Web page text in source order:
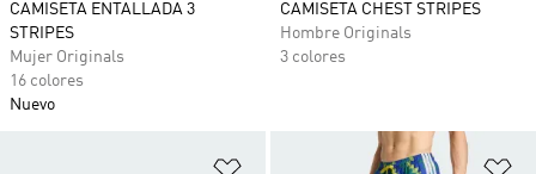
CAMISETA ENTALLADA 3
STRIPES
Mujer Originals
16 colores
Nuevo
CAMISETA CHEST STRIPES
Hombre Originals
3 colores
Añadir a la lista de deseos